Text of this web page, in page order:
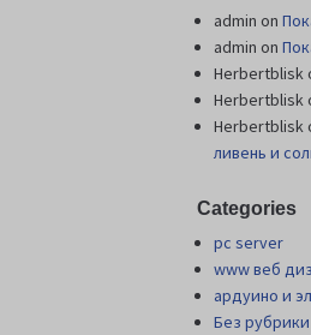
admin on
admin on
Herbertblisk
Herbertblisk
Herbertblisk
ливень и
Categories
pc server
www веб
ардуино и
Без рубрики